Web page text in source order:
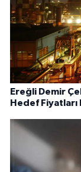
Ereğli Demir
Hedef Fiyatları